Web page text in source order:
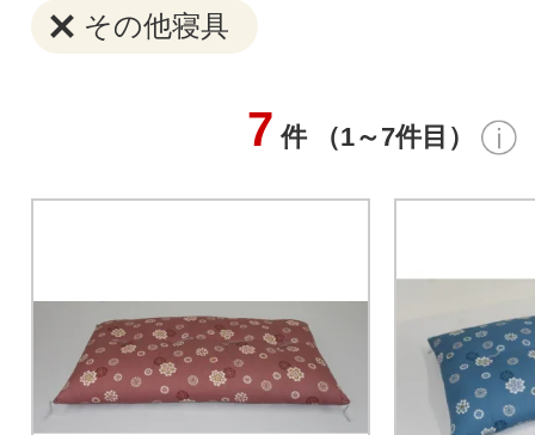
その他寝具
7 件 （1～7件目）